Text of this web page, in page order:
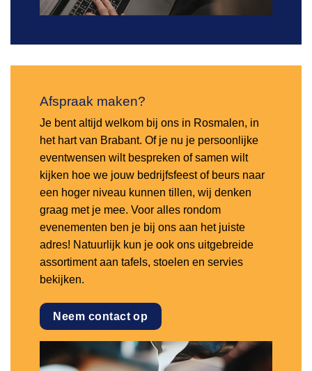
Afspraak maken?
Je bent altijd welkom bij ons in Rosmalen, in
het hart van Brabant. Of je nu je persoonlijke
eventwensen wilt bespreken of samen wilt
kijken hoe we jouw bedrijfsfeest of beurs naar
een hoger niveau kunnen tillen, wij denken
graag met je mee. Voor alles rondom
evenementen ben je bij ons aan het juiste
adres! Natuurlijk kun je ook ons uitgebreide
assortiment aan tafels, stoelen en servies
bekijken.
Neem contact op